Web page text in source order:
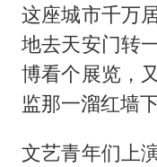
这座城市千万
地去天安门转
博看个展览，
监那一溜红墙
文艺青年们上